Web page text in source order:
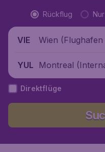
Rückflug
VIE
Wien
YUL Montreal
treal-Trudeau),
Direktflüge